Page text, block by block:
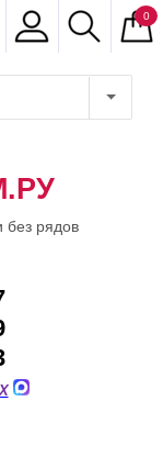
0
без рядов